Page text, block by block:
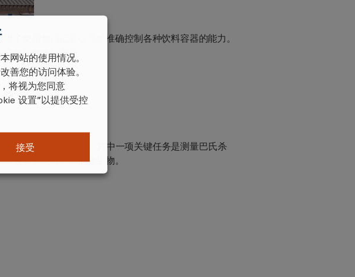
了使用相同记录仪系统准确控制各种饮料容器的能力。
包装的确切测量。
监督庞大的生产线，其中一项关键任务是测量巴氏杀
破坏包装内产品的微生物。
网站的使用情况。
善您的访问体验。
将视为您同意
设置”以提供受控
接受